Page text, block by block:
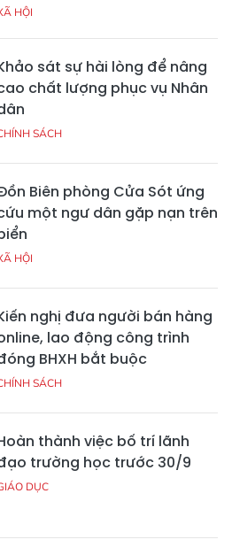
HỘI
sát sự hài lòng để nâng
chất lượng phục vụ Nhân
SÁCH
Biên phòng Cửa Sót ứng
một ngư dân gặp nạn trên
HỘI
nghị đưa người bán hàng
lao động công trình
BHXH bắt buộc
SÁCH
thành việc bố trí lãnh
trường học trước 30/9
DỤC